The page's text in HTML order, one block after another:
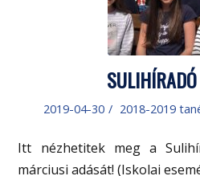
2019-04-30 / 2018-2019
Itt nézhetitek meg a
márciusi adását! (Iskolai